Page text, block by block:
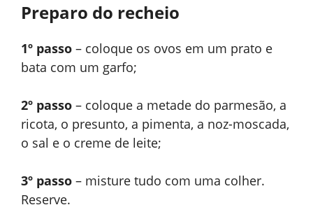
Preparo do recheio
1º passo – coloque os ovos em um prato e
bata com um garfo;
2º passo – coloque a metade do parmesão, a
ricota, o presunto, a pimenta, a noz-moscada,
o sal e o creme de leite;
3º passo – misture tudo com uma colher.
Reserve.